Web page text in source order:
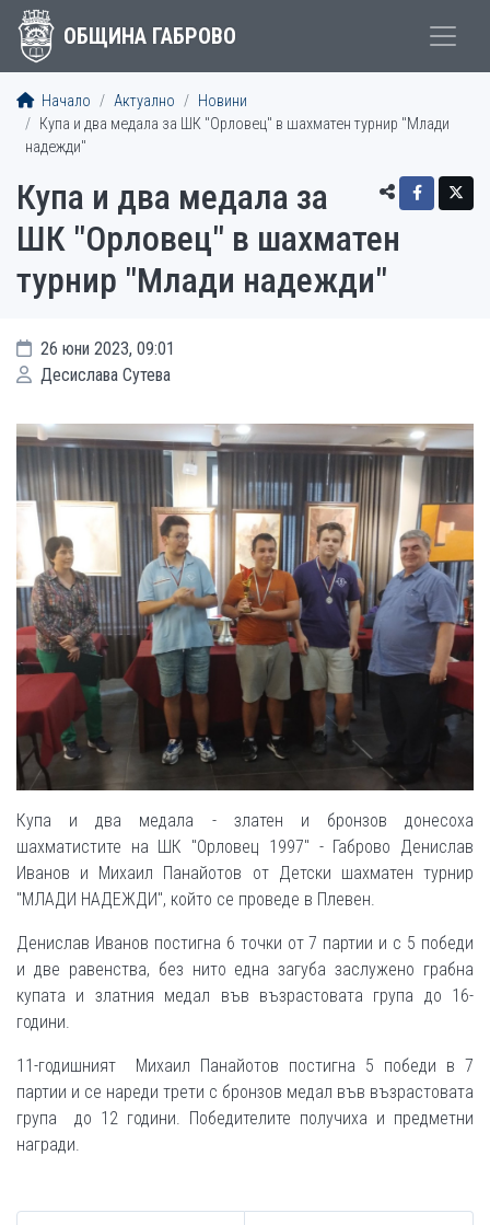
ОБЩИНА ГАБРОВО
Начало Актуално
Новини
Купа и два медала за ШК "Орловец" в шахматен турнир "Млади
надежди"
Купа и два медала за
ШК "Орловец" в шахматен
турнир "Млади надежди"
26 юни 2023, 09:01
Десислава Сутева
Купа и два медала - златен и бронзов донесоха
шахматистите на ШК "Орловец 1997" - Габрово Денислав
Иванов и Михаил Панайотов от Детски шахматен турнир
"МЛАДИ НАДЕЖДИ", който се проведе в Плевен.
Денислав Иванов постигна 6 точки от 7 партии и с 5 победи
и две равенства, без нито една загуба заслужено грабна
купата и златния медал във възрастовата група до 16-
години.
11-годишният Михаил Панайотов постигна 5 победи в 7
партии и се нареди трети с бронзов медал във възрастовата
група до 12 години. Победителите получиха и предметни
награди.